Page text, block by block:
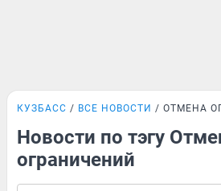
КУЗБАСС ВСЕ НОВОСТИ ОТМЕНА
Новости по тэгу
ограничений